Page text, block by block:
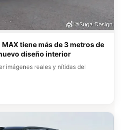
tiene más de 3 metros de
diseño interior
imágenes reales y nítidas del